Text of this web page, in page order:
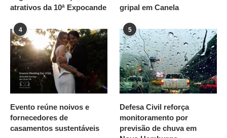
atrativos da 10ª Expocande
gripal em Canela
4
Evento reúne noivos e
fornecedores de
casamentos sustentáveis
5
Defesa Civil reforça
monitoramento por
previsão de chuva em